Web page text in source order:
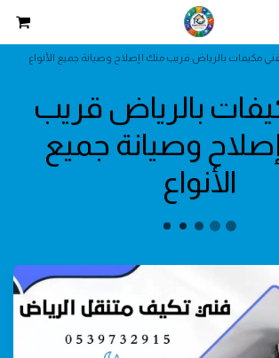
مكيفات بالرياض قريب منك | إصلاح وصيانة جميع الأنواع
بالرياض قريب
وصيانة جميع
الأنواع